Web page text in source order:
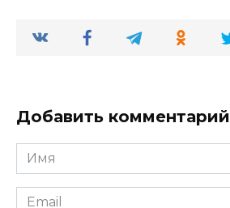
Добавить комментарий
Имя
Email